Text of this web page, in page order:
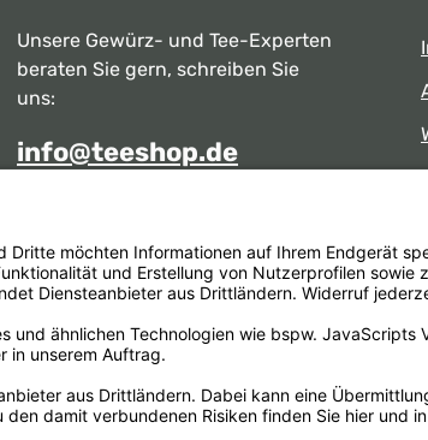
Unsere Gewürz- und Tee-Experten
beraten Sie gern, schreiben Sie
uns:
info@teeshop.de
Mo - Sa zwischen 10:00 - 17:00 Uhr
unter: